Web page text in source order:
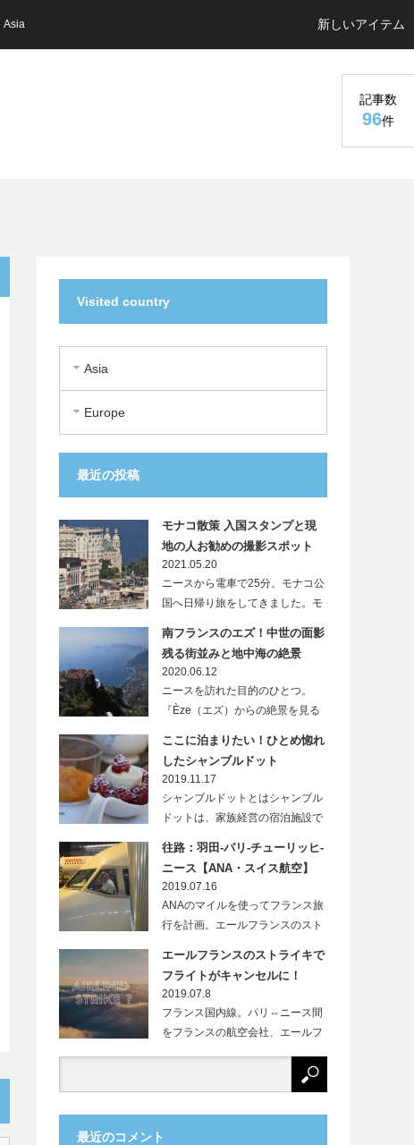
Asia 新しいアイテム
記事数
96件
Visited country
Asia
Europe
最近の投稿
モナコ散策 入国スタンプと現
地の人お勧めの撮影スポット
2021.05.20
ニースから電車で25分。モナコ公
国へ日帰り旅をしてきました。モ
南フランスのエズ！中世の面影
残る街並みと地中海の絶景
2020.06.12
ニースを訪れた目的のひとつ。
『Èze（エズ）からの絶景を見る
ここに泊まりたい！ひとめ惚れ
したシャンブルドット
2019.11.17
シャンブルドットとはシャンブル
ドットは、家族経営の宿泊施設で
往路：羽田-パリ-チューリッヒ-
ニース【ANA・スイス航空】
2019.07.16
ANAのマイルを使ってフランス旅
行を計画。エールフランスのスト
エールフランスのストライキで
フライトがキャンセルに！
2019.07.8
フランス国内線。パリ⇔ニース間
をフランスの航空会社、エールフ
最近のコメント